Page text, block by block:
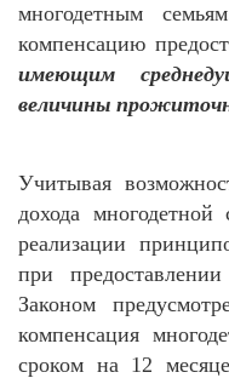
многодетным
компенсацию
имеющим
величины
Учитывая
дохода
реализации
при
Законом
компенсация
сроком на 12